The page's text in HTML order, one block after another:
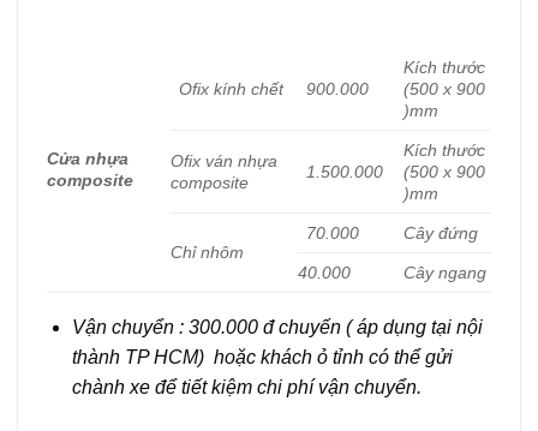
Cửa nhựa
composite
Ofix kính chết 900.000
Kích thước
(500 x 900
)mm
Ofix ván nhựa
composite
1.500.000
Kích thước
(500 x 900
)mm
Chỉ nhôm
70.000 Cây đứng
40.000 Cây ngang
Vận chuyển : 300.000 đ chuyến ( áp dụng tại nội
thành TP HCM) hoặc khách ỏ tỉnh có thể gửi
chành xe để tiết kiệm chi phí vận chuyển.